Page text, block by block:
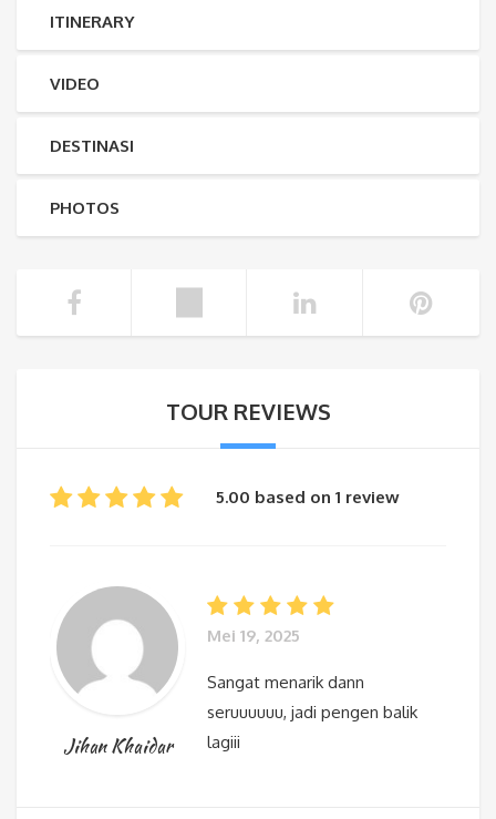
ITINERARY
VIDEO
DESTINASI
PHOTOS
TOUR REVIEWS
5.00 based on 1 review
Jihan Khaidar
Mei 19, 2025
Sangat menarik dann
seruuuuuu, jadi pengen balik
lagiii